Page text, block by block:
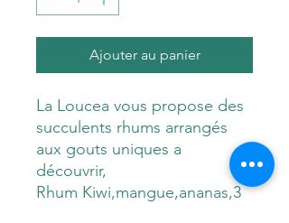
Ajouter au panier
La Loucea vous propose des
succulents rhums arrangés
aux gouts uniques a
découvrir,
Rhum Kiwi,mangue,ananas,3